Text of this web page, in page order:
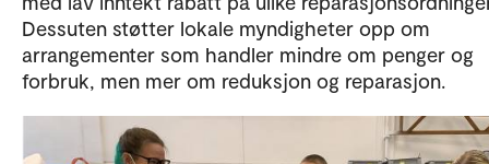
Dessuten støtter lokale myndigheter opp om
arrangementer som handler mindre om penger og
forbruk, men mer om reduksjon og reparasjon.